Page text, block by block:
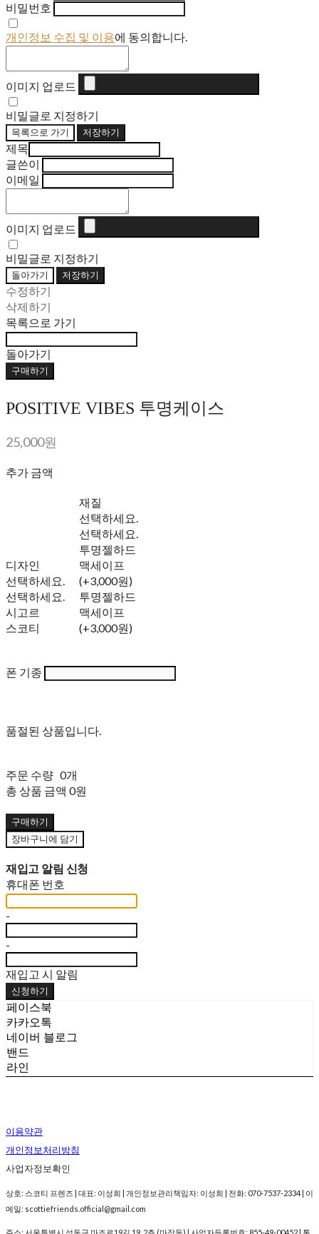
비밀번호
개인정보 수집 및 이용에 동의합니다.
이미지 업로드
비밀글로 지정하기
목록으로 가기 저장하기
제목
글쓴이
이메일
이미지 업로드
비밀글로 지정하기
돌아가기 저장하기
수정하기
삭제하기
목록으로 가기
돌아가기
구매하기
POSITIVE VIBES 투명케이스
25,000원
추가 금액
디자인
선택하세요.
선택하세요.
시고르
스코티
재질
선택하세요.
선택하세요.
투명젤하드
맥세이프
(+3,000원)
투명젤하드
맥세이프
(+3,000원)
폰 기종
품절된 상품입니다.
주문 수량 0개
총 상품 금액 0원
구매하기
장바구니에 담기
재입고 알림 신청
휴대폰 번호
-
-
재입고 시 알림
신청하기
페이스북
카카오톡
네이버 블로그
밴드
라인
이용약관
개인정보처리방침
사업자정보확인
상호: 스코티 프렌즈 | 대표: 이성희 | 개인정보관리책임자: 이성희 | 전화: 070-7537-2334 | 이
메일: scottiefriends.official@gmail.com